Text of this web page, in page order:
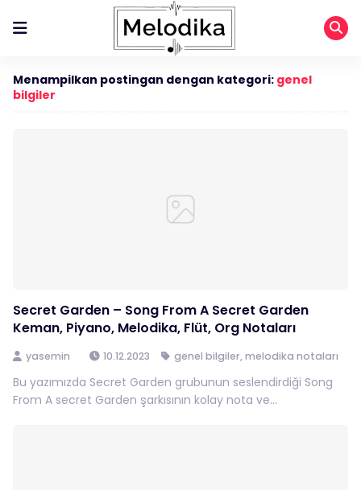
Menampilkan postingan dengan kategori: genel
bilgiler
Secret Garden – Song From A Secret Garden
Keman, Piyano, Melodika, Flüt, Org Notaları
yasemin 10.12.2023 genel bilgiler, melodika notaları
Bu yazımızda Secret Garden grubunun seslendirdiği Song
From A secret Garden şarkısının kolay nota ve...